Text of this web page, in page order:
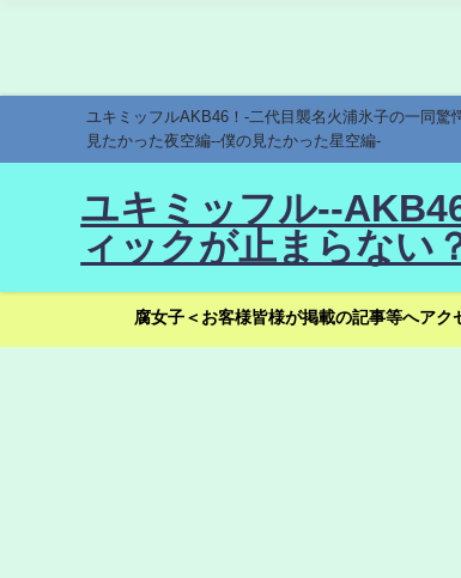
ユキミッフルAKB46！-二代目襲名火浦氷子の一同
見たかった夜空編--僕の見たかった星空編-
ユキミッフル--
ィックが止まらない
腐女子＜お客様皆様が掲載の記事等へア